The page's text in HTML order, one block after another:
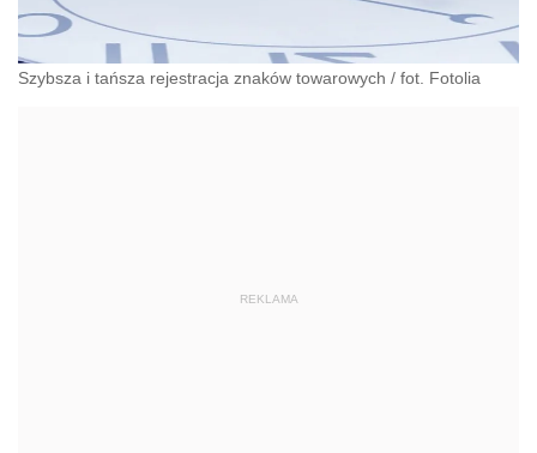
Szybsza i tańsza rejestracja znaków towarowych / fot. Fotolia